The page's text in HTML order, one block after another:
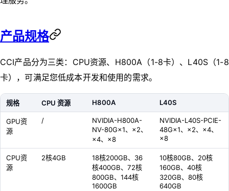
产品规格
CCI产品分为三类：CPU资源、H800A（1-8卡）、L40S（1-8
卡），可满足您低成本开发和使用的需求。
规格 CPU 资源 H800A L40S
GPU资
源
/
NVIDIA-H800A-
NV-80G×1、×2、
×4、×8
NVIDIA-L40S-PCIE-
48G×1、×2、×4、
×8
CPU资
源
2核4GB
18核200GB、36
核400GB、72核
800GB、144核
1600GB
10核80GB、20核
160GB、40核
320GB、80核
640GB